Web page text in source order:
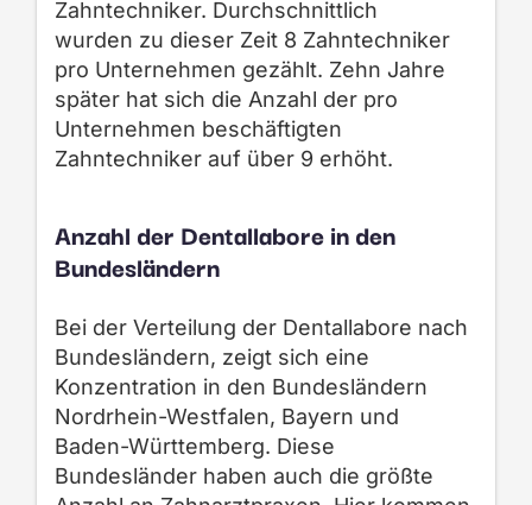
Zahntechniker. Durchschnittlich
wurden zu dieser Zeit 8 Zahntechniker
pro Unternehmen gezählt. Zehn Jahre
später hat sich die Anzahl der pro
Unternehmen beschäftigten
Zahntechniker auf über 9 erhöht.
Anzahl der Dentallabore in den
Bundesländern
Bei der Verteilung der Dentallabore nach
Bundesländern, zeigt sich eine
Konzentration in den Bundesländern
Nordrhein-Westfalen, Bayern und
Baden-Württemberg. Diese
Bundesländer haben auch die größte